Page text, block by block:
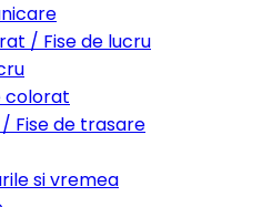
/ Fise de lucru
colorat
Fise de trasare
si vremea